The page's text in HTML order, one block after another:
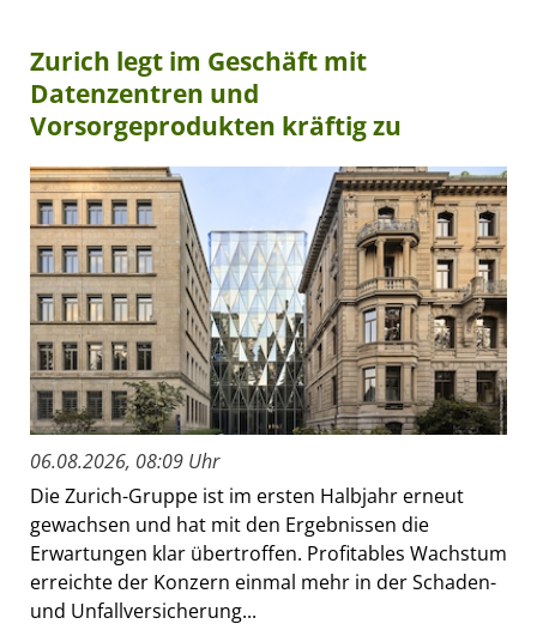
Zurich legt im Geschäft mit
Datenzentren und
Vorsorgeprodukten kräftig zu
06.08.2026, 08:09 Uhr
Die Zurich-Gruppe ist im ersten Halbjahr erneut
gewachsen und hat mit den Ergebnissen die
Erwartungen klar übertroffen. Profitables Wachstum
erreichte der Konzern einmal mehr in der Schaden-
und Unfallversicherung...